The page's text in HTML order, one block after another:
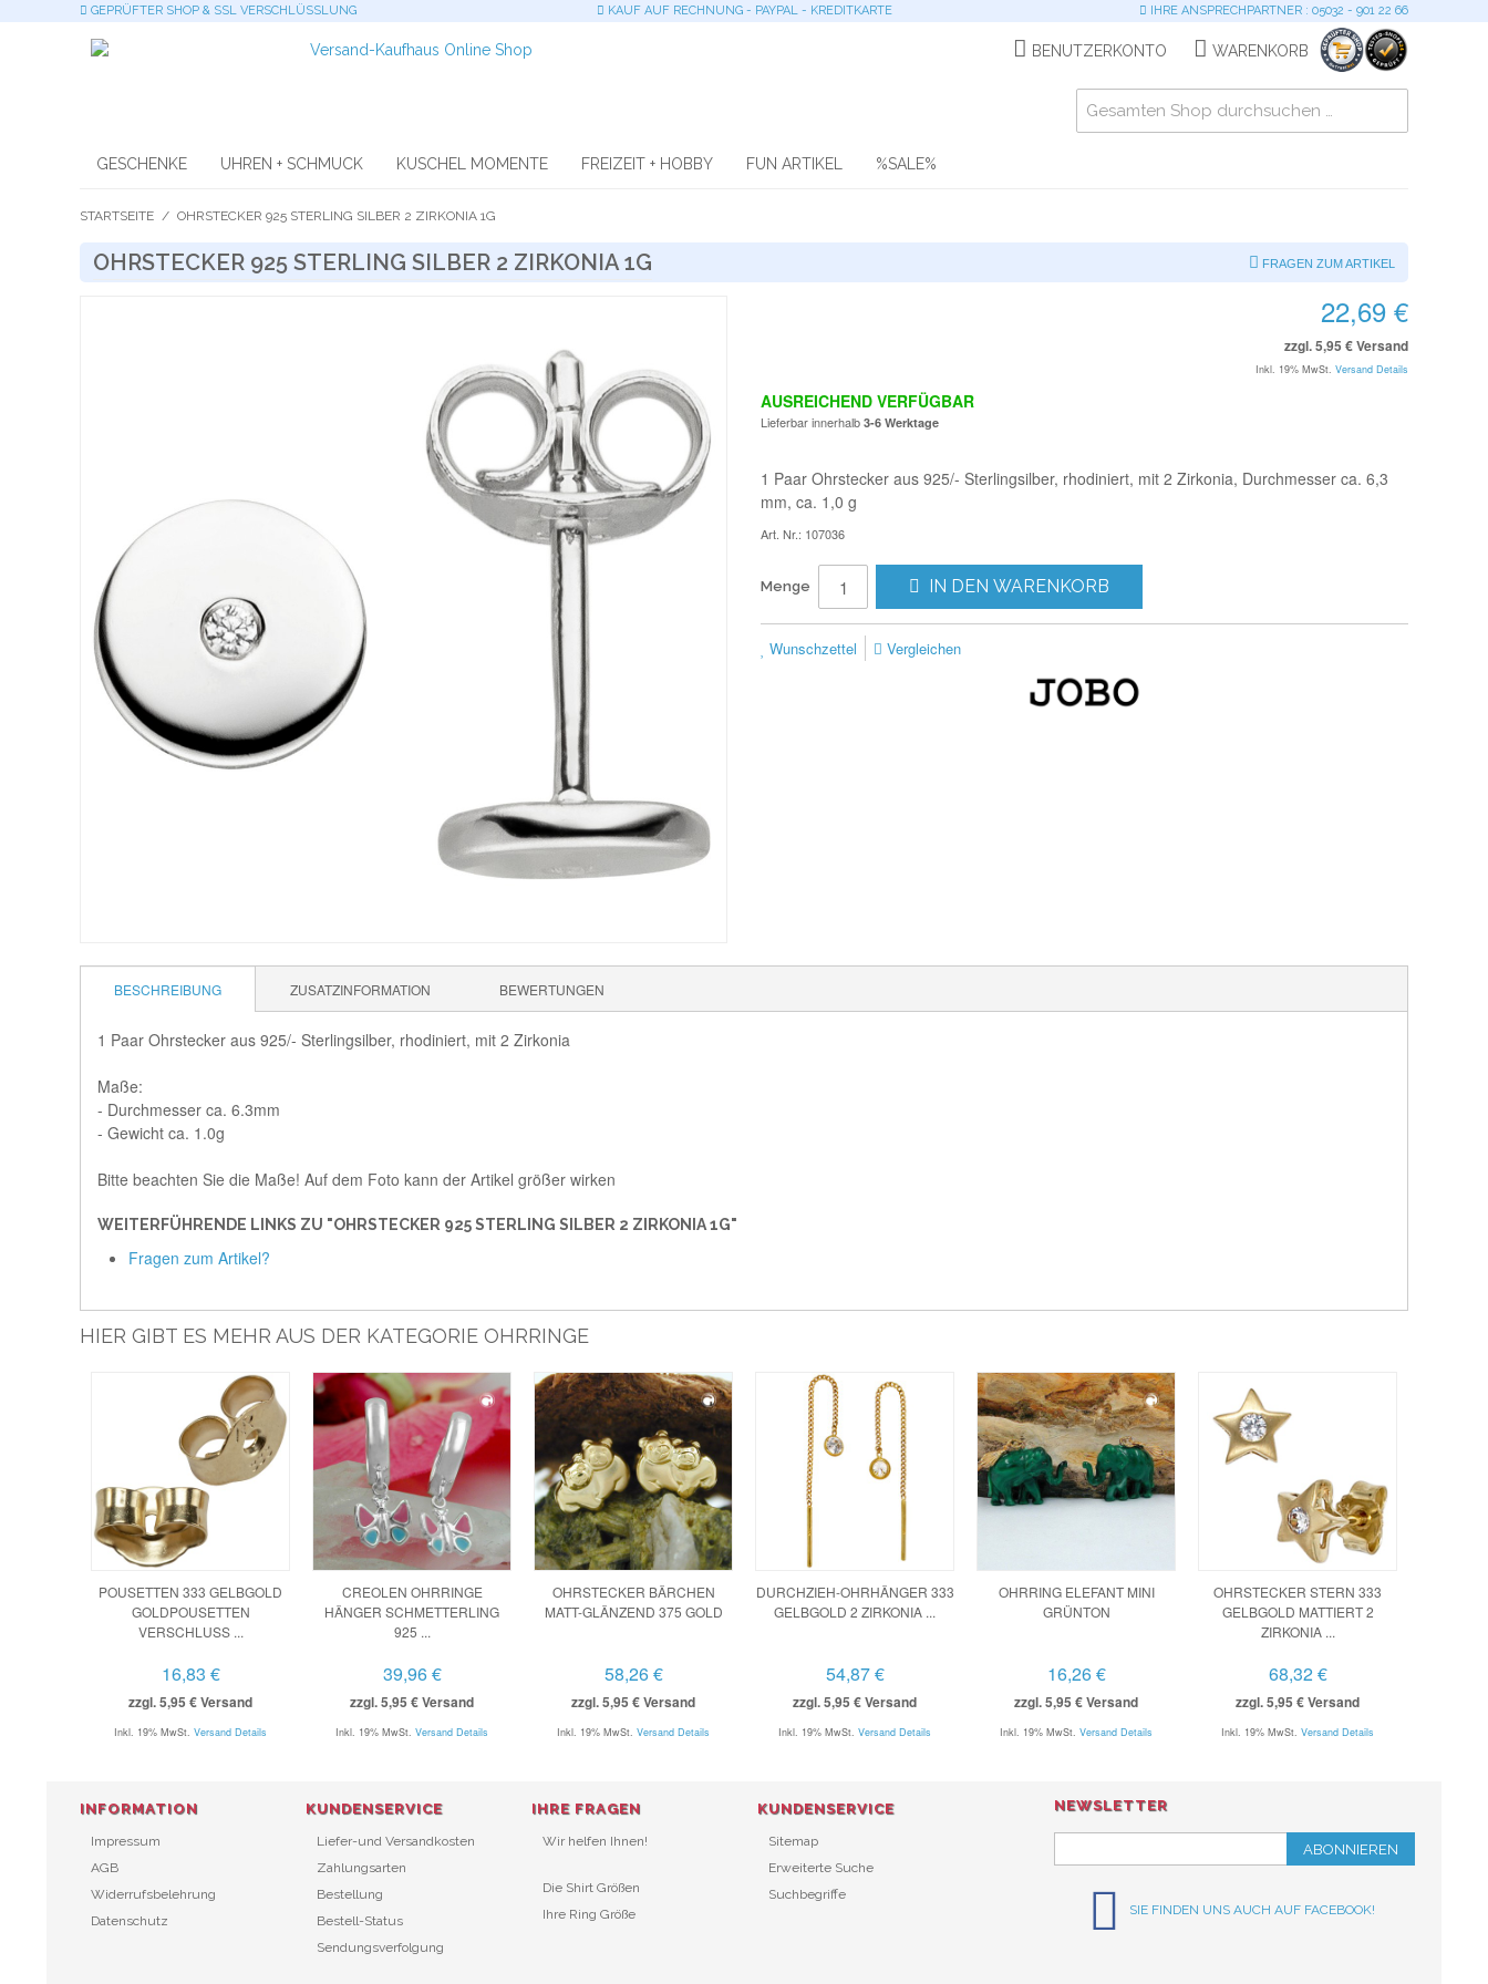
GEPRÜFTER SHOP & SSL VERSCHLÜSSLUNG KAUF AUF RECHNUNG - PAYPAL - KREDITKARTE IHRE ANSPRECHPARTNER : 05032 - 901 22 66
BENUTZERKONTO WARENKORB
GESCHENKE UHREN + SCHMUCK KUSCHEL MOMENTE FREIZEIT + HOBBY FUN ARTIKEL %SALE%
STARTSEITE / OHRSTECKER 925 STERLING SILBER 2 ZIRKONIA 1G
OHRSTECKER 925 STERLING SILBER 2 ZIRKONIA 1G FRAGEN ZUM ARTIKEL
22,69 €
zzgl. 5,95 € Versand
Inkl. 19% MwSt. Versand Details
AUSREICHEND VERFÜGBAR
Lieferbar innerhalb 3-6 Werktage
1 Paar Ohrstecker aus 925/- Sterlingsilber, rhodiniert, mit 2 Zirkonia, Durchmesser ca. 6,3
mm, ca. 1,0 g
Art. Nr.: 107036
Menge IN DEN WARENKORB
Wunschzettel Vergleichen
BESCHREIBUNG ZUSATZINFORMATION BEWERTUNGEN
1 Paar Ohrstecker aus 925/- Sterlingsilber, rhodiniert, mit 2 Zirkonia
Maße:
- Durchmesser ca. 6.3mm
- Gewicht ca. 1.0g
Bitte beachten Sie die Maße! Auf dem Foto kann der Artikel größer wirken
WEITERFÜHRENDE LINKS ZU "OHRSTECKER 925 STERLING SILBER 2 ZIRKONIA 1G"
Fragen zum Artikel?
HIER GIBT ES MEHR AUS DER KATEGORIE OHRRINGE
POUSETTEN 333 GELBGOLD
GOLDPOUSETTEN
VERSCHLUSS ...
16,83 €
zzgl. 5,95 € Versand
Inkl. 19% MwSt. Versand Details
CREOLEN OHRRINGE
HÄNGER SCHMETTERLING
925 ...
39,96 €
zzgl. 5,95 € Versand
Inkl. 19% MwSt. Versand Details
OHRSTECKER BÄRCHEN
MATT-GLÄNZEND 375 GOLD
58,26 €
zzgl. 5,95 € Versand
Inkl. 19% MwSt. Versand Details
DURCHZIEH-OHRHÄNGER 333
GELBGOLD 2 ZIRKONIA ...
54,87 €
zzgl. 5,95 € Versand
Inkl. 19% MwSt. Versand Details
OHRRING ELEFANT MINI
GRÜNTON
16,26 €
zzgl. 5,95 € Versand
Inkl. 19% MwSt. Versand Details
OHRSTECKER STERN 333
GELBGOLD MATTIERT 2
ZIRKONIA ...
68,32 €
zzgl. 5,95 € Versand
Inkl. 19% MwSt. Versand Details
NEWSLETTER
ABONNIEREN
SIE FINDEN UNS AUCH AUF FACEBOOK!
INFORMATION
Impressum
AGB
Widerrufsbelehrung
Datenschutz
KUNDENSERVICE
Liefer-und Versandkosten
Zahlungsarten
Bestellung
Bestell-Status
Sendungsverfolgung
IHRE FRAGEN
Wir helfen Ihnen!
Die Shirt Größen
Ihre Ring Größe
KUNDENSERVICE
Sitemap
Erweiterte Suche
Suchbegriffe